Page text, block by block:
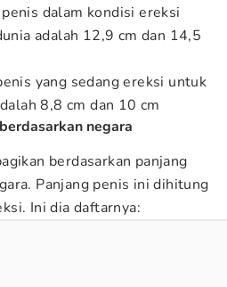
dalam kondisi ereksi
adalah 12,9 cm dan 14,5
yang sedang ereksi untuk
8,8 cm dan 10 cm
negara
berdasarkan panjang
Panjang penis ini dihitung
Ini dia daftarnya: